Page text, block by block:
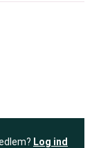
Log ind